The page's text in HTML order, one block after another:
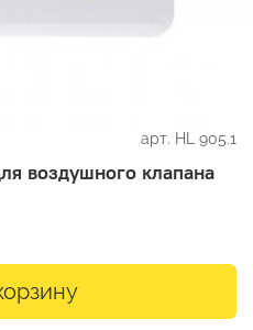
арт. HL 905.1
воздушного клапана